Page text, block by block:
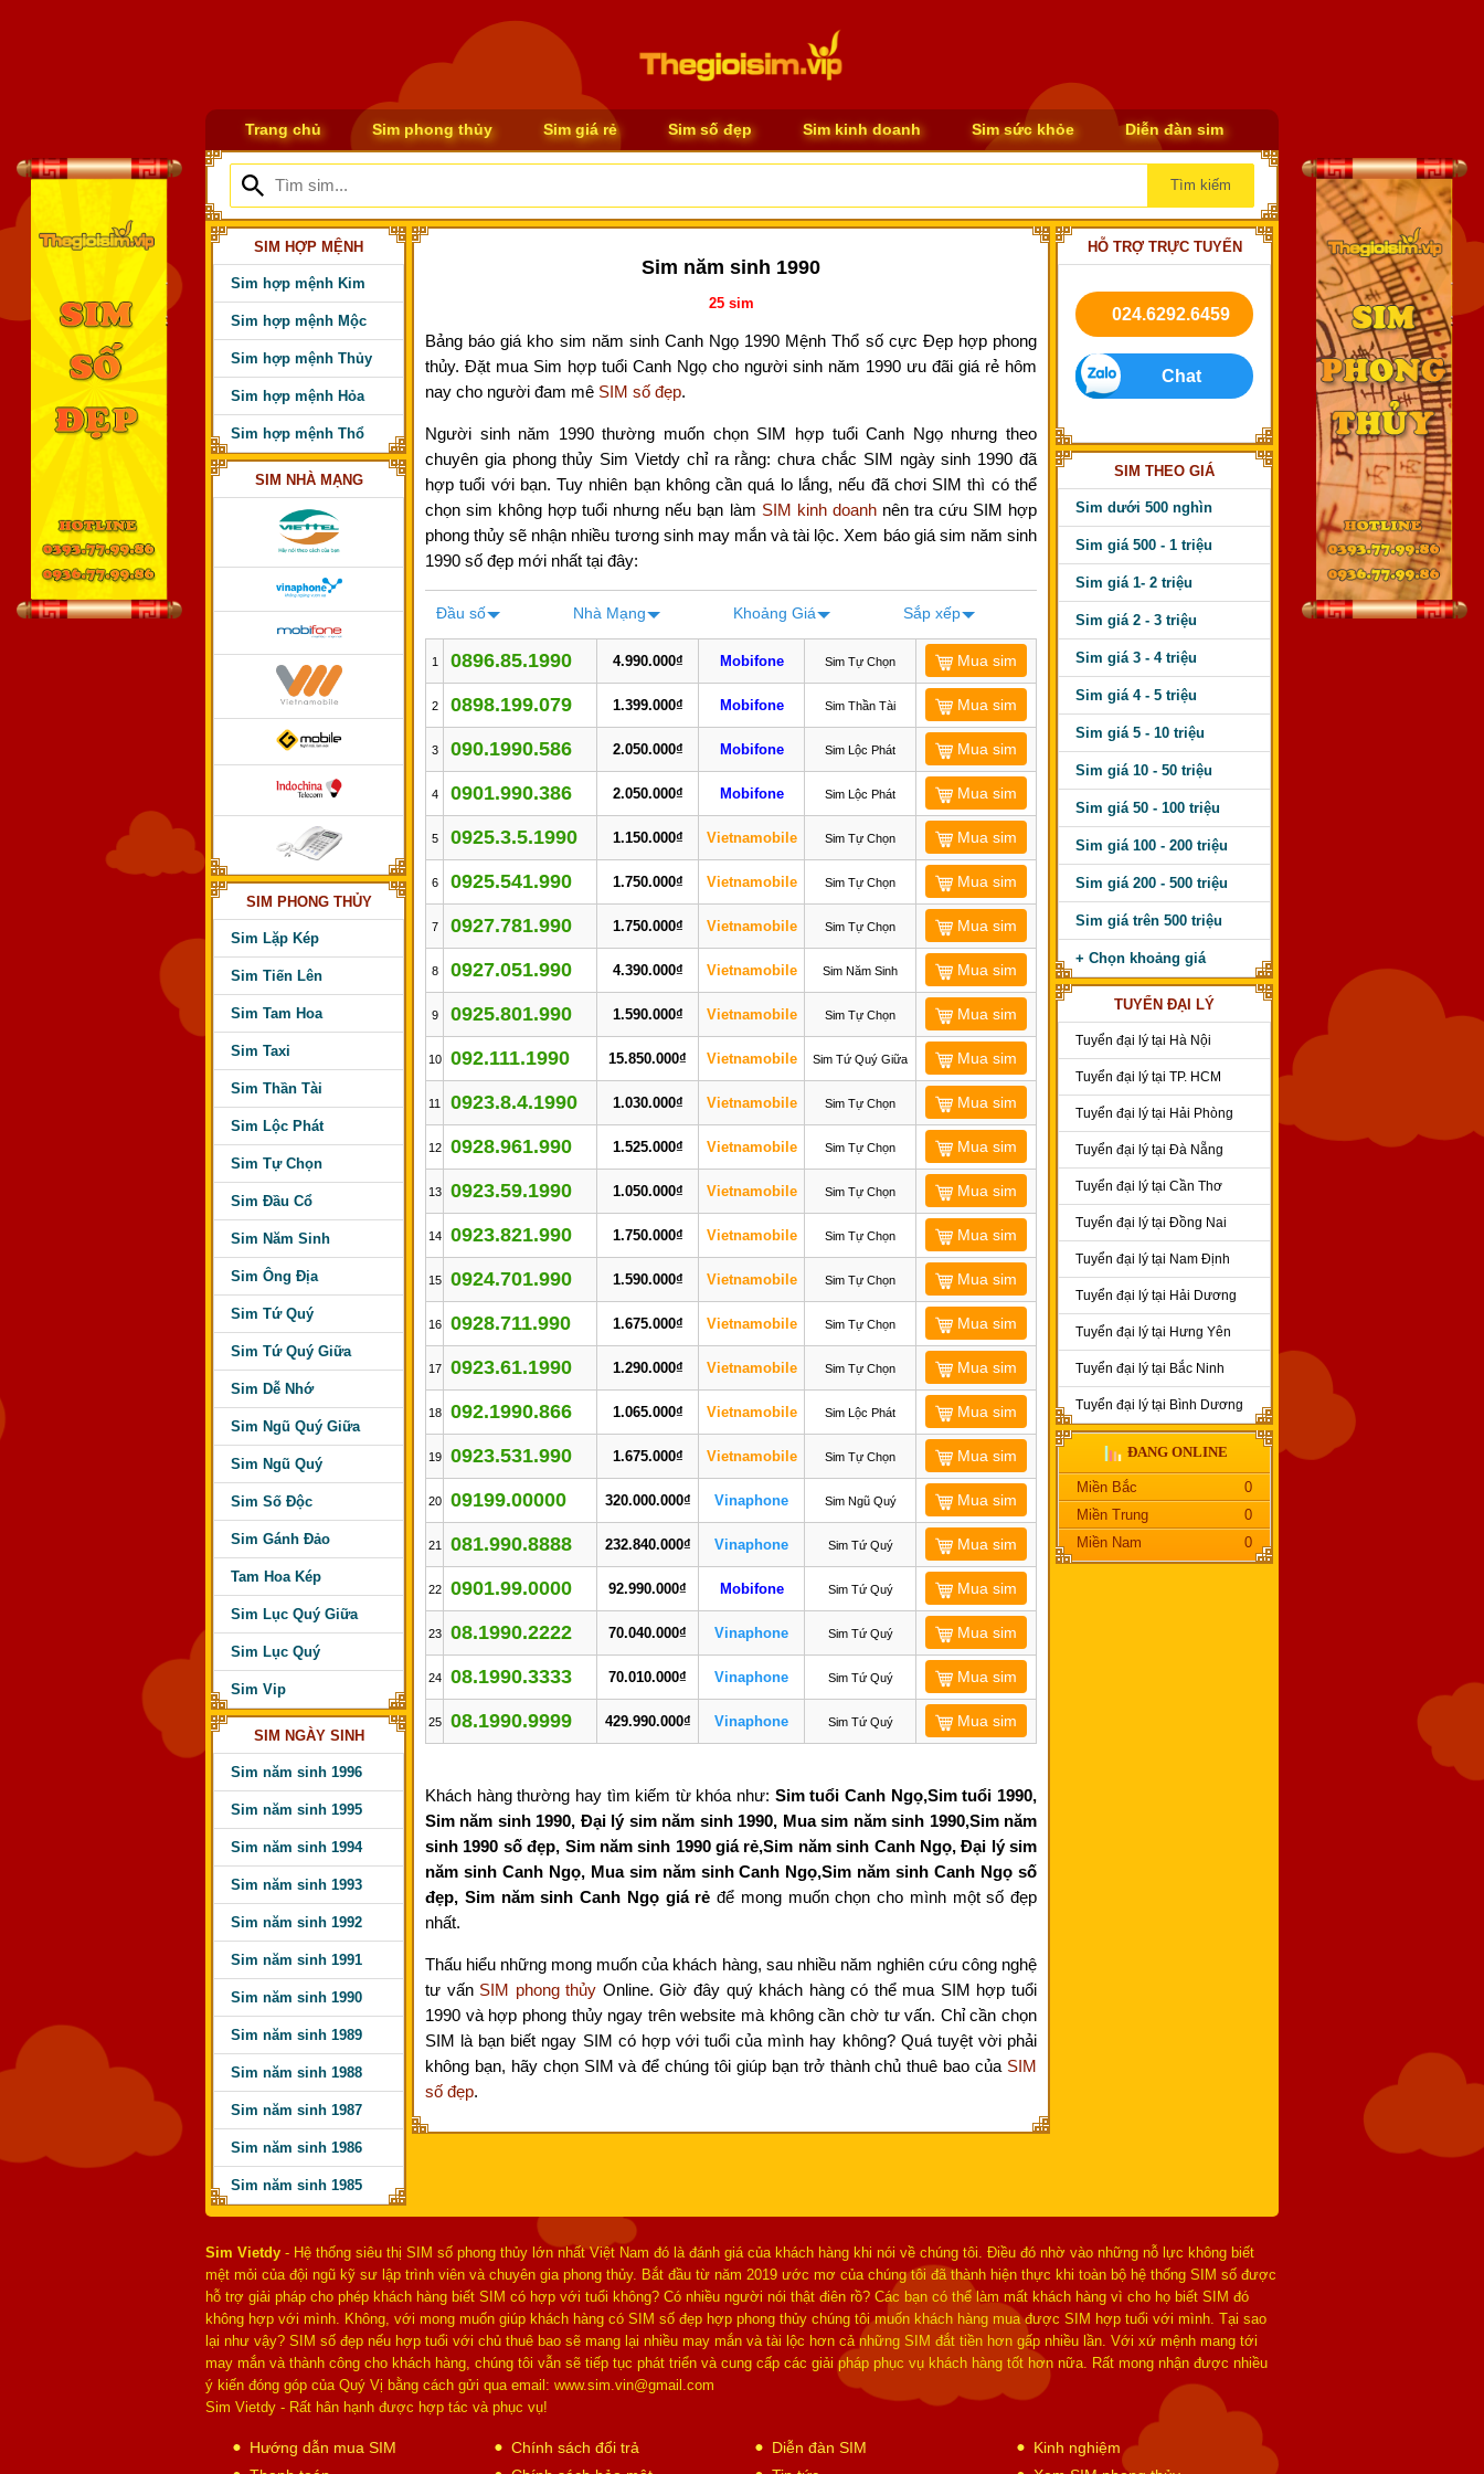
Trang chủ Sim phong thủy Sim giá rẻ Sim số đẹp Sim kinh doanh Sim sức khỏe Diễn đàn sim
Tìm kiếm
Sim năm sinh 1990
25 sim
Bảng báo giá kho sim năm sinh Canh Ngọ 1990 Mệnh Thổ số cực Đẹp hợp phong
thủy. Đặt mua Sim hợp tuổi Canh Ngọ cho người sinh năm 1990 ưu đãi giá rẻ hôm
nay cho người đam mê SIM số đẹp.
Người sinh năm 1990 thường muốn chọn SIM hợp tuổi Canh Ngọ nhưng theo
chuyên gia phong thủy Sim Vietdy chỉ ra rằng: chưa chắc SIM ngày sinh 1990 đã
hợp tuổi với bạn. Tuy nhiên bạn không cần quá lo lắng, nếu đã chơi SIM thì có thể
chọn sim không hợp tuổi nhưng nếu bạn làm SIM kinh doanhnên tra cứu SIM hợp
phong thủy sẽ nhận nhiều tương sinh may mắn và tài lộc. Xem báo giá sim năm sinh
1990 số đẹp mới nhất tại đây:
Đầu số Nhà Mạng Khoảng Giá Sắp xếp
1 0896.85.1990 4.990.000₫ Mobifone Sim Tự Chọn Mua sim
2 0898.199.079 1.399.000₫ Mobifone Sim Thần Tài Mua sim
3 090.1990.586 2.050.000₫ Mobifone Sim Lộc Phát Mua sim
4 0901.990.386 2.050.000₫ Mobifone Sim Lộc Phát Mua sim
5 0925.3.5.1990 1.150.000₫ Vietnamobile Sim Tự Chọn Mua sim
6 0925.541.990 1.750.000₫ Vietnamobile Sim Tự Chọn Mua sim
7 0927.781.990 1.750.000₫ Vietnamobile Sim Tự Chọn Mua sim
8 0927.051.990 4.390.000₫ Vietnamobile Sim Năm Sinh Mua sim
9 0925.801.990 1.590.000₫ Vietnamobile Sim Tự Chọn Mua sim
10 092.111.1990 15.850.000₫ Vietnamobile Sim Tứ Quý Giữa Mua sim
11 0923.8.4.1990 1.030.000₫ Vietnamobile Sim Tự Chọn Mua sim
12 0928.961.990 1.525.000₫ Vietnamobile Sim Tự Chọn Mua sim
13 0923.59.1990 1.050.000₫ Vietnamobile Sim Tự Chọn Mua sim
14 0923.821.990 1.750.000₫ Vietnamobile Sim Tự Chọn Mua sim
15 0924.701.990 1.590.000₫ Vietnamobile Sim Tự Chọn Mua sim
16 0928.711.990 1.675.000₫ Vietnamobile Sim Tự Chọn Mua sim
17 0923.61.1990 1.290.000₫ Vietnamobile Sim Tự Chọn Mua sim
18 092.1990.866 1.065.000₫ Vietnamobile Sim Lộc Phát Mua sim
19 0923.531.990 1.675.000₫ Vietnamobile Sim Tự Chọn Mua sim
20 09199.00000 320.000.000₫ Vinaphone Sim Ngũ Quý Mua sim
21 081.990.8888 232.840.000₫ Vinaphone Sim Tứ Quý Mua sim
22 0901.99.0000 92.990.000₫ Mobifone Sim Tứ Quý Mua sim
23 08.1990.2222 70.040.000₫ Vinaphone Sim Tứ Quý Mua sim
24 08.1990.3333 70.010.000₫ Vinaphone Sim Tứ Quý Mua sim
25 08.1990.9999 429.990.000₫ Vinaphone Sim Tứ Quý Mua sim
Khách hàng thường hay tìm kiếm từ khóa như: Sim tuổi Canh Ngọ,Sim tuổi 1990,
Sim năm sinh 1990, Đại lý sim năm sinh 1990, Mua sim năm sinh 1990,Sim năm
sinh 1990 số đẹp, Sim năm sinh 1990 giá rẻ,Sim năm sinh Canh Ngọ, Đại lý sim
năm sinh Canh Ngọ, Mua sim năm sinh Canh Ngọ,Sim năm sinh Canh Ngọ số
đẹp, Sim năm sinh Canh Ngọ giá rẻ để mong muốn chọn cho mình một số đẹp
nhất.
Thấu hiểu những mong muốn của khách hàng, sau nhiều năm nghiên cứu công nghệ
tư vấn SIM phong thủy Online. Giờ đây quý khách hàng có thể mua SIM hợp tuổi
1990 và hợp phong thủy ngay trên website mà không cần chờ tư vấn. Chỉ cần chọn
SIM là bạn biết ngay SIM có hợp với tuổi của mình hay không? Quá tuyệt vời phải
không bạn, hãy chọn SIM và để chúng tôi giúp bạn trở thành chủ thuê bao của SIM
số đẹp.
SIM HỢP MỆNH
Sim hợp mệnh Kim
Sim hợp mệnh Mộc
Sim hợp mệnh Thủy
Sim hợp mệnh Hỏa
Sim hợp mệnh Thổ
SIM NHÀ MẠNG
SIM PHONG THỦY
Sim Lặp Kép
Sim Tiến Lên
Sim Tam Hoa
Sim Taxi
Sim Thần Tài
Sim Lộc Phát
Sim Tự Chọn
Sim Đầu Cổ
Sim Năm Sinh
Sim Ông Địa
Sim Tứ Quý
Sim Tứ Quý Giữa
Sim Dễ Nhớ
Sim Ngũ Quý Giữa
Sim Ngũ Quý
Sim Số Độc
Sim Gánh Đảo
Tam Hoa Kép
Sim Lục Quý Giữa
Sim Lục Quý
Sim Vip
SIM NGÀY SINH
Sim năm sinh 1996
Sim năm sinh 1995
Sim năm sinh 1994
Sim năm sinh 1993
Sim năm sinh 1992
Sim năm sinh 1991
Sim năm sinh 1990
Sim năm sinh 1989
Sim năm sinh 1988
Sim năm sinh 1987
Sim năm sinh 1986
Sim năm sinh 1985
HỖ TRỢ TRỰC TUYẾN
024.6292.6459
Chat
SIM THEO GIÁ
Sim dưới 500 nghìn
Sim giá 500 - 1 triệu
Sim giá 1- 2 triệu
Sim giá 2 - 3 triệu
Sim giá 3 - 4 triệu
Sim giá 4 - 5 triệu
Sim giá 5 - 10 triệu
Sim giá 10 - 50 triệu
Sim giá 50 - 100 triệu
Sim giá 100 - 200 triệu
Sim giá 200 - 500 triệu
Sim giá trên 500 triệu
+ Chọn khoảng giá
TUYỂN ĐẠI LÝ
Tuyển đại lý tại Hà Nội
Tuyển đại lý tại TP. HCM
Tuyển đại lý tại Hải Phòng
Tuyển đại lý tại Đà Nẵng
Tuyển đại lý tại Cần Thơ
Tuyển đại lý tại Đồng Nai
Tuyển đại lý tại Nam Định
Tuyển đại lý tại Hải Dương
Tuyển đại lý tại Hưng Yên
Tuyển đại lý tại Bắc Ninh
Tuyển đại lý tại Bình Dương
ĐANG ONLINE
Miền Bắc
0
Miền Trung
0
Miền Nam
0
Sim Vietdy - Hệ thống siêu thị SIM số phong thủy lớn nhất Việt Nam đó là đánh giá của khách hàng khi nói về chúng tôi. Điều đó nhờ vào những nỗ lực không biết
mệt mỏi của đội ngũ kỹ sư lập trình viên và chuyên gia phong thủy. Bắt đầu từ năm 2019 ước mơ của chúng tôi đã thành hiện thực khi toàn bộ hệ thống SIM số được
hỗ trợ giải pháp cho phép khách hàng biết SIM có hợp với tuổi không? Có nhiều người nói thật điên rồ? Các bạn có thể làm mất khách hàng vì cho họ biết SIM đó
không hợp với mình. Không, với mong muốn giúp khách hàng có SIM số đẹp hợp phong thủy chúng tôi muốn khách hàng mua được SIM hợp tuổi với mình. Tại sao
lại như vậy? SIM số đẹp nếu hợp tuổi với chủ thuê bao sẽ mang lại nhiều may mắn và tài lộc hơn cả những SIM đắt tiền hơn gấp nhiều lần. Với xứ mệnh mang tới
may mắn và thành công cho khách hàng, chúng tôi vẫn sẽ tiếp tục phát triển và cung cấp các giải pháp phục vụ khách hàng tốt hơn nữa. Rất mong nhận được nhiều
ý kiến đóng góp của Quý Vị bằng cách gửi qua email: www.sim.vin@gmail.com
Sim Vietdy - Rất hân hạnh được hợp tác và phục vụ!
Hướng dẫn mua SIM
Chính sách đổi trả
Diễn đàn SIM
Kinh nghiệm